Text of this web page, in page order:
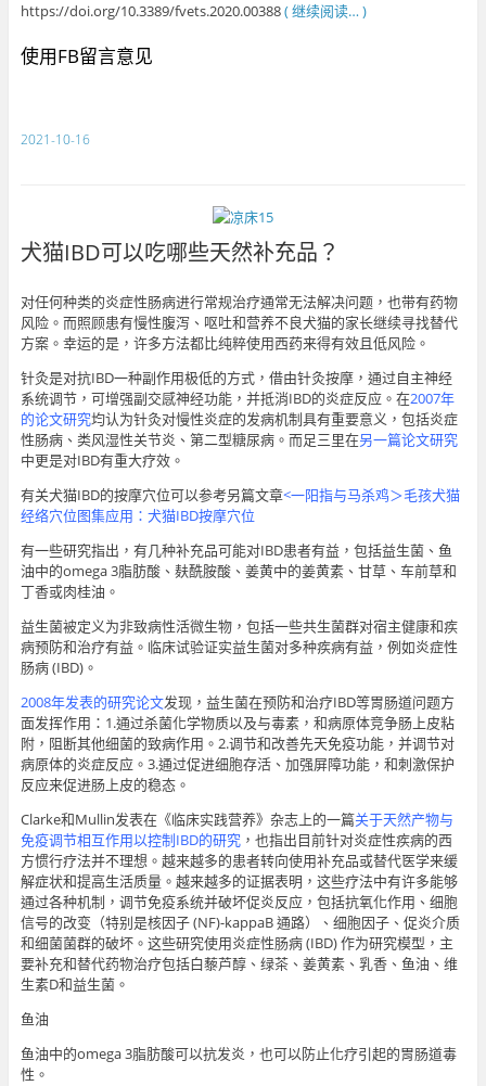
https://doi.org/10.3389/fvets.2020.00388( 继续阅读… )
使用FB留言意见
2021-10-16
犬猫IBD可以吃哪些天然补充品？
对任何种类的炎症性肠病进行常规治疗通常无法解决问题，也带有药物
风险。而照顾患有慢性腹泻、呕吐和营养不良犬猫的家长继续寻找替代
方案。幸运的是，许多方法都比纯粹使用西药来得有效且低风险。
针灸是对抗IBD一种副作用极低的方式，借由针灸按摩，通过自主神经
系统调节，可增强副交感神经功能，并抵消IBD的炎症反应。在2007年
的论文研究均认为针灸对慢性炎症的发病机制具有重要意义，包括炎症
性肠病、类风湿性关节炎、第二型糖尿病。而足三里在另一篇论文研究
中更是对IBD有重大疗效。
有关犬猫IBD的按摩穴位可以参考另篇文章<一阳指与马杀鸡＞毛孩犬猫
经络穴位图集应用：犬猫IBD按摩穴位
有一些研究指出，有几种补充品可能对IBD患者有益，包括益生菌、鱼
油中的omega 3脂肪酸、麸酰胺酸、姜黄中的姜黄素、甘草、车前草和
丁香或肉桂油。
益生菌被定义为非致病性活微生物，包括一些共生菌群对宿主健康和疾
病预防和治疗有益。临床试验证实益生菌对多种疾病有益，例如炎症性
肠病 (IBD)。
2008年发表的研究论文发现，益生菌在预防和治疗IBD等胃肠道问题方
面发挥作用：1.通过杀菌化学物质以及与毒素，和病原体竞争肠上皮粘
附，阻断其他细菌的致病作用。2.调节和改善先天免疫功能，并调节对
病原体的炎症反应。3.通过促进细胞存活、加强屏障功能，和刺激保护
反应来促进肠上皮的稳态。
Clarke和Mullin发表在《临床实践营养》杂志上的一篇关于天然产物与
免疫调节相互作用以控制IBD的研究，也指出目前针对炎症性疾病的西
方惯行疗法并不理想。越来越多的患者转向使用补充品或替代医学来缓
解症状和提高生活质量。越来越多的证据表明，这些疗法中有许多能够
通过各种机制，调节免疫系统并破坏促炎反应，包括抗氧化作用、细胞
信号的改变（特别是核因子 (NF)-kappaB 通路）、细胞因子、促炎介质
和细菌菌群的破坏。这些研究使用炎症性肠病 (IBD) 作为研究模型，主
要补充和替代药物治疗包括白藜芦醇、绿茶、姜黄素、乳香、鱼油、维
生素D和益生菌。
鱼油
鱼油中的omega 3脂肪酸可以抗发炎，也可以防止化疗引起的胃肠道毒
性。